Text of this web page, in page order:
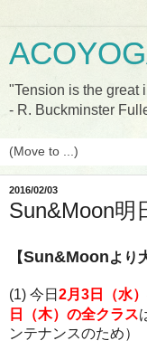
"Tension is the great
- R. Buckminster
2016/02/03
Sun&Moon明
【Sun&Moonより
(1) 今日 2月3日（水
日（木）の全クラス
ンテナンスのため）